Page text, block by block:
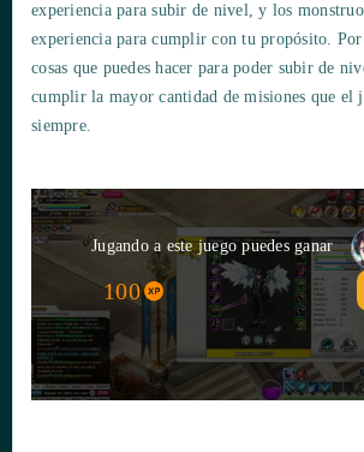
experiencia para subir de nivel, y los
experiencia para cumplir con tu propósito.
cosas que puedes hacer para poder subir de
cumplir la mayor cantidad de misiones que el
siempre.
Jugando a este juego puedes ganar
100